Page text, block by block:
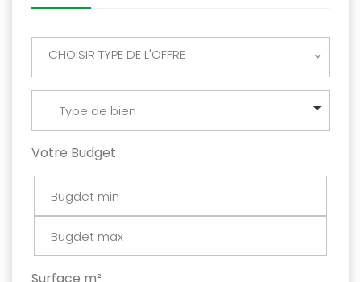
CHOISIR TYPE DE L'OFFRE
Type de bien
Votre Budget